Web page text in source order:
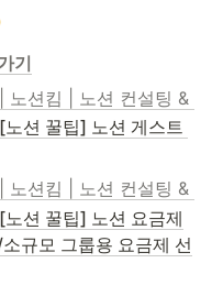
기
노션킴 | 노션 컨설팅 &
[노션 꿀팁] 노션 게스트
노션킴 | 노션 컨설팅 &
[노션 꿀팁] 노션 요금제
규모 그룹용 요금제 선